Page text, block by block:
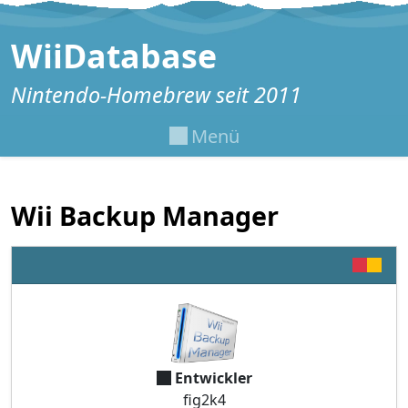
Zum Inhalt springen
WiiDatabase
Nintendo-Homebrew seit 2011
Menü
Wii Backup Manager
Entwickler
fig2k4